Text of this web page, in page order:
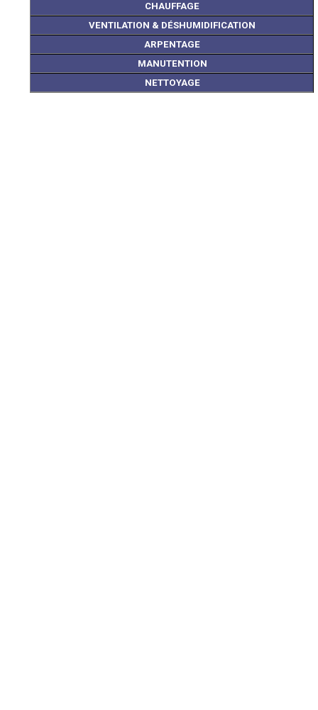
CHAUFFAGE
VENTILATION & DÉSHUMIDIFICATION
ARPENTAGE
MANUTENTION
NETTOYAGE